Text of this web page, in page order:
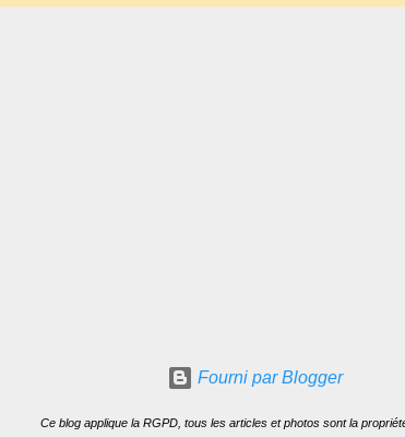
Fourni par Blogger
Ce blog applique la RGPD, tous les articles et photos sont la